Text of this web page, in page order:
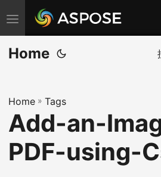
切
换
导
Home
Home » Tags
Add-an-
PDF-using-